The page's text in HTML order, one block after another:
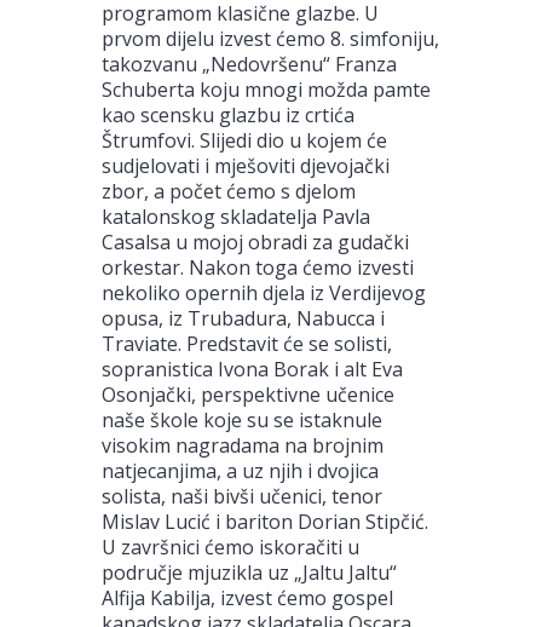
programom klasične glazbe. U
prvom dijelu izvest ćemo 8. simfoniju,
takozvanu „Nedovršenu“ Franza
Schuberta koju mnogi možda pamte
kao scensku glazbu iz crtića
Štrumfovi. Slijedi dio u kojem će
sudjelovati i mješoviti djevojački
zbor, a počet ćemo s djelom
katalonskog skladatelja Pavla
Casalsa u mojoj obradi za gudački
orkestar. Nakon toga ćemo izvesti
nekoliko opernih djela iz Verdijevog
opusa, iz Trubadura, Nabucca i
Traviate. Predstavit će se solisti,
sopranistica Ivona Borak i alt Eva
Osonjački, perspektivne učenice
naše škole koje su se istaknule
visokim nagradama na brojnim
natjecanjima, a uz njih i dvojica
solista, naši bivši učenici, tenor
Mislav Lucić i bariton Dorian Stipčić.
U završnici ćemo iskoračiti u
područje mjuzikla uz „Jaltu Jaltu“
Alfija Kabilja, izvest ćemo gospel